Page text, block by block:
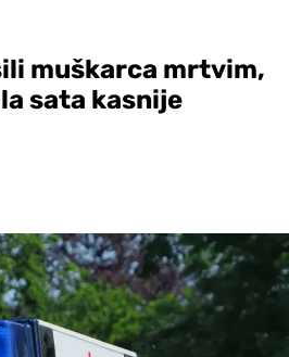
muškarca mrtvim,
sata kasnije